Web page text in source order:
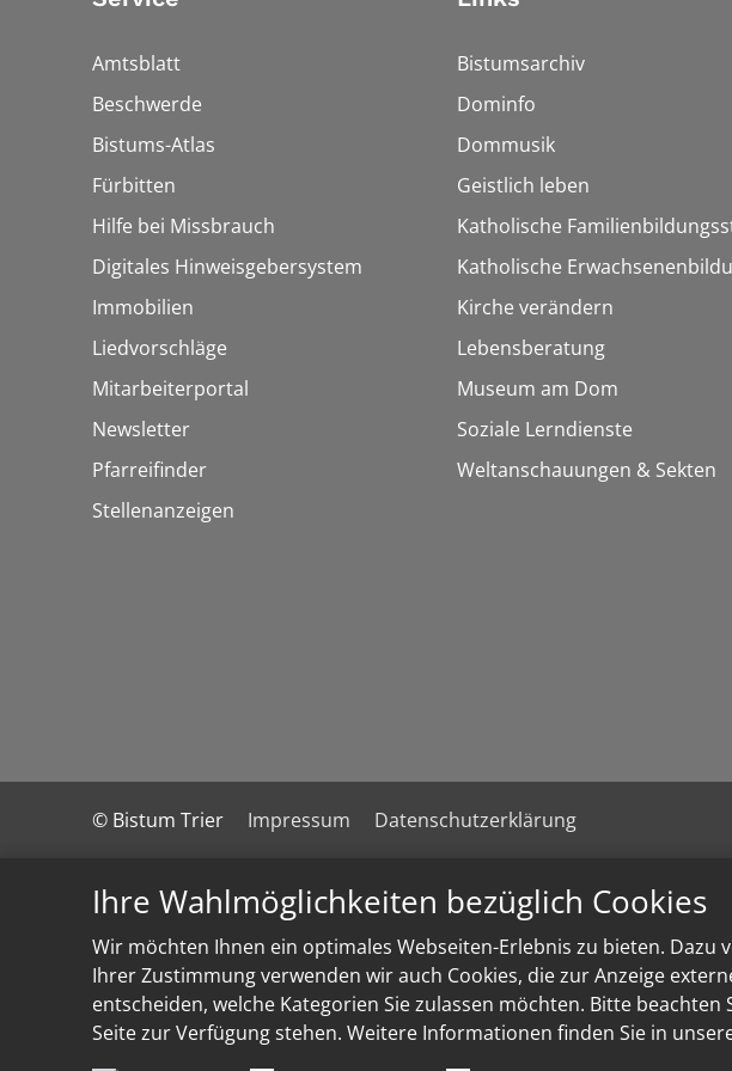
Ihre Wahlmöglichkeiten bezüglich Cookies
Wir möchten Ihnen ein optimales Webseiten-Erlebnis zu bieten.
Ihrer Zustimmung verwenden wir auch Cookies, die zur Anzeige
entscheiden, welche Kategorien Sie zulassen möchten. Bitte
Seite zur Verfügung stehen. Weitere Informationen finden Sie in
Amtsblatt
Beschwerde
Bistums-Atlas
Fürbitten
Hilfe bei Missbrauch
Digitales Hinweisgebersystem
Immobilien
Liedvorschläge
Mitarbeiterportal
Newsletter
Pfarreifinder
Stellenanzeigen
Bistumsarchiv
Dominfo
Dommusik
Geistlich leben
Katholische
Katholische
Kirche verändern
Lebensberatung
Museum am Dom
Soziale Lerndienste
Weltanschauungen & Sekten
© Bistum Trier Impressum Datenschutzerklärung